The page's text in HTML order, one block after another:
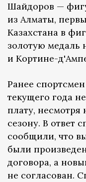
Шайдоров —
из Алматы,
Казахстана в
золотую медаль
и Кортине-
Ранее спортсмен
текущего года
плату, несмотря
сезону. В ответ
сообщили, что
были
договора, а
не согласован.